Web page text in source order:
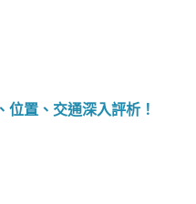
位置、交通深入評析！